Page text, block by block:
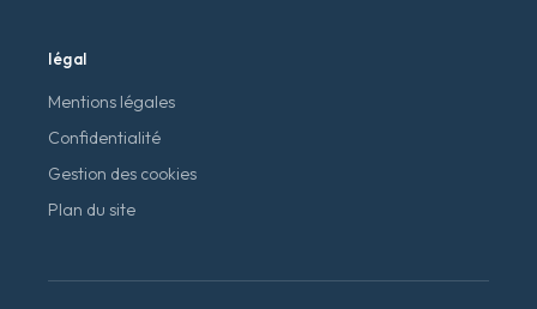
légal
Mentions légales
Confidentialité
Gestion des cookies
Plan du site